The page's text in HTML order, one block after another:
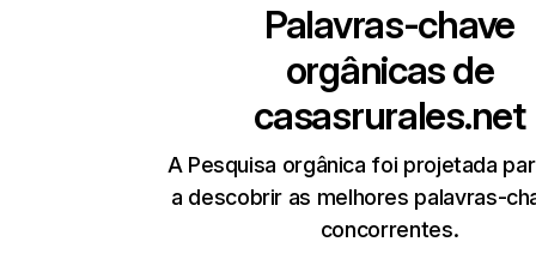
Palavras-chave
orgânicas de
casasrurales.net
A Pesquisa orgânica foi projetada
a descobrir as melhores palavras-
concorrentes.